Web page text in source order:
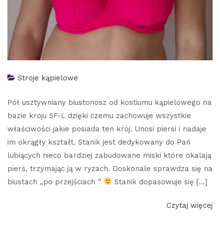
Stroje kąpielowe
Pół usztywniany biustonosz od kostiumu kąpielowego na
bazie kroju SF-L dzięki czemu zachowuje wszystkie
właściwości jakie posiada ten krój. Unosi piersi i nadaje
im okrągły kształt. Stanik jest dedykowany do Pań
lubiących nieco bardziej zabudowane miski które okalają
pierś, trzymając ją w ryzach. Doskonale sprawdza się na
biustach „po przejściach ”
Stanik dopasowuje się […]
Czytaj więcej